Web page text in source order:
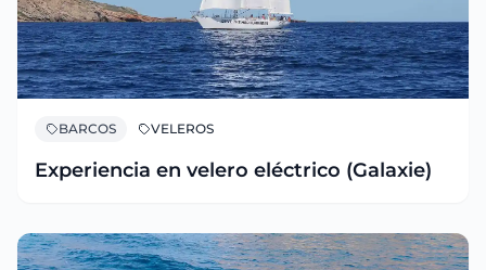
BARCOS VELEROS
Experiencia en velero eléctrico (Galaxie)